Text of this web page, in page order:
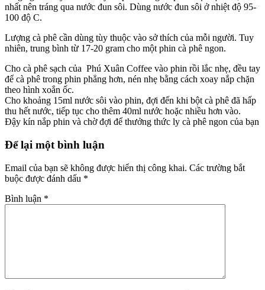
nhất nên tráng qua nước đun sôi. Dùng nước đun sôi ở nhiệt độ 95-
100 độ C.
Lượng cà phê cần dùng tùy thuộc vào sở thích của mỗi người. Tuy
nhiên, trung bình từ 17-20 gram cho một phin cà phê ngon.
Cho cà phê sạch của Phú Xuân Coffee vào phin rồi lắc nhẹ, đều tay
để cà phê trong phin phẳng hơn, nén nhẹ bằng cách xoay nắp chặn
theo hình xoắn ốc.
Cho khoảng 15ml nước sôi vào phin, đợi đến khi bột cà phê đã hấp
thu hết nước, tiếp tục cho thêm 40ml nước hoặc nhiều hơn vào.
Đậy kín nắp phin và chờ đợi để thưởng thức ly cà phê ngon của bạn
Để lại một bình luận
Email của bạn sẽ không được hiển thị công khai. Các trường bắt
buộc được đánh dấu *
Bình luận *